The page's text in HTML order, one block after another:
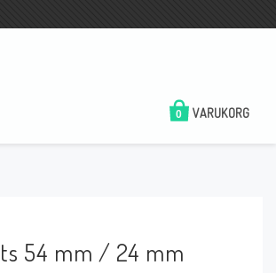
VARUKORG
0
54 mm / 24 mm